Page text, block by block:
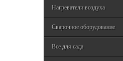
Нагреватели воздуха
Сварочное оборудование
Все для сада